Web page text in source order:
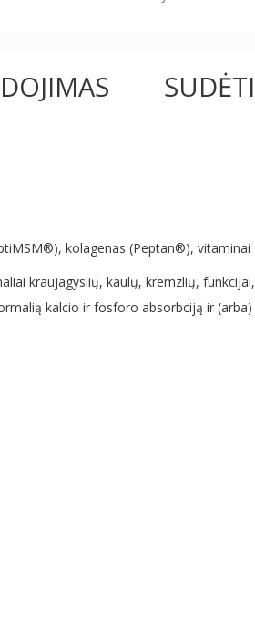
kolagenas (Peptan®), vitaminai
kraujagyslių, kaulų, kremzlių,
kalcio ir fosforo absorbciją ir